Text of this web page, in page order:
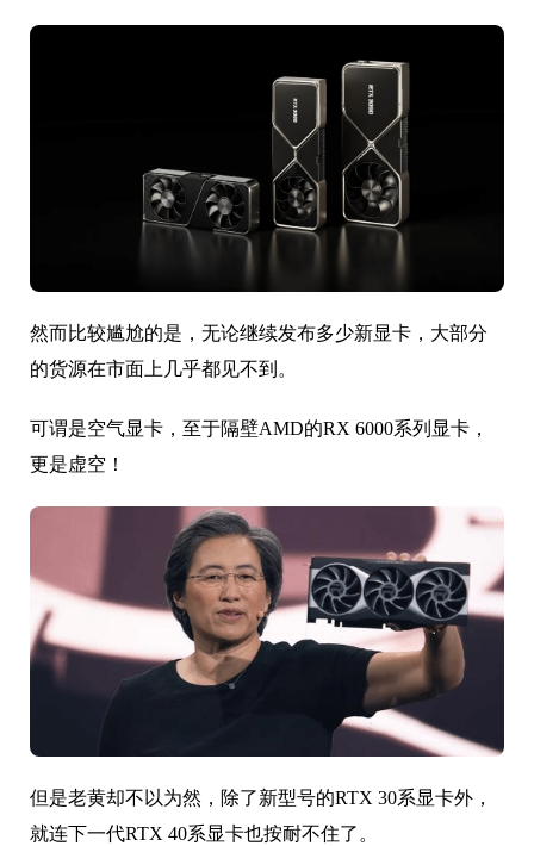
然而比较尴尬的是，无论继续发布多少新显卡，大部分
的货源在市面上几乎都见不到。
可谓是空气显卡，至于隔壁AMD的RX 6000系列显卡，
更是虚空！
但是老黄却不以为然，除了新型号的RTX 30系显卡外，
就连下一代RTX 40系显卡也按耐不住了。